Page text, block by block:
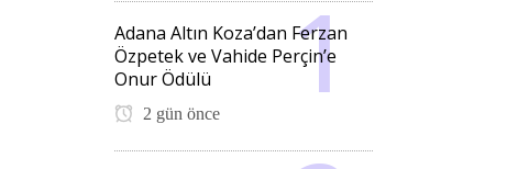
Adana Altın Koza’dan Ferzan
Özpetek ve Vahide Perçin’e
Onur Ödülü
2 gün önce